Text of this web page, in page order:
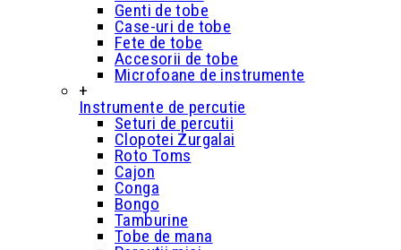
Genti de tobe
Case-uri de tobe
Fete de tobe
Accesorii de tobe
Microfoane de instrumente
+
Instrumente de percutie
Seturi de percutii
Clopotei Zurgalai
Roto Toms
Cajon
Conga
Bongo
Tamburine
Tobe de mana